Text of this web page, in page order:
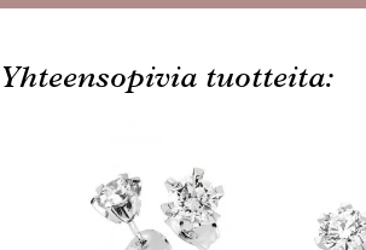
Yhteensopivia tuotteita: